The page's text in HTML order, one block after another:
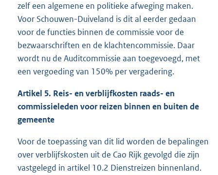
zelf een algemene en politieke afweging maken.
Voor Schouwen-Duiveland is dit al eerder gedaan
voor de functies binnen de commissie voor de
bezwaarschriften en de klachtencommissie. Daar
wordt nu de Auditcommissie aan toegevoegd, met
een vergoeding van 150% per vergadering.
Artikel 5. Reis- en verblijfkosten raads- en
commissieleden voor reizen binnen en buiten de
gemeente
Voor de toepassing van dit lid worden de bepalingen
over verblijfskosten uit de Cao Rijk gevolgd die zijn
vastgelegd in artikel 10.2 Dienstreizen binnenland.